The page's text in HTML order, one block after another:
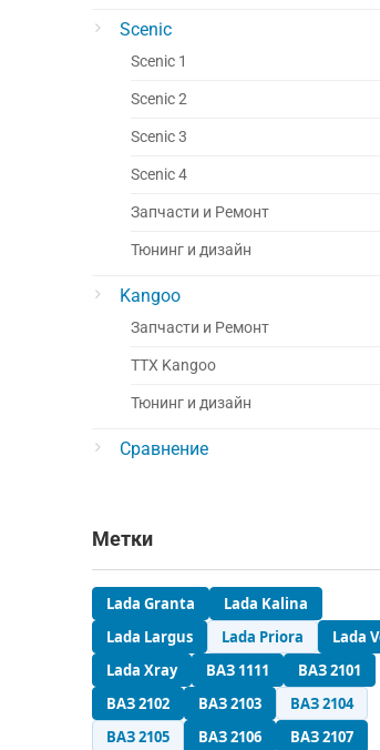
Scenic
Scenic 1
Scenic 2
Scenic 3
Scenic 4
Запчасти и Ремонт
Тюнинг и дизайн
Kangoo
Запчасти и Ремонт
ТТХ Kangoo
Тюнинг и дизайн
Сравнение
Метки
Lada Granta
Lada Kalina
Lada Largus
Lada Priora
Lada
Lada Xray
ВАЗ 1111
ВАЗ 2101
ВАЗ 2102
ВАЗ 2103
ВАЗ 2104
ВАЗ 2105
ВАЗ 2106
ВАЗ 2107